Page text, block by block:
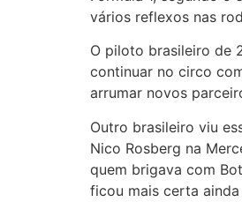
vários reflexos nas
O piloto brasileiro de
continuar no circo
arrumar novos
Outro brasileiro viu
Nico Rosberg na
quem brigava com
ficou mais certa